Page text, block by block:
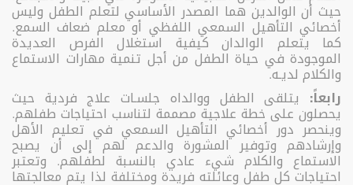
حيث أن الوالدين هما المصدر الأساسي لتعلم الطفل وليس
أخصائي التأهيل السمعي اللفظي أو معلم ضعاف السمع.
كما يتعلم الوالدان كيفية استغلال الفرص العديدة
الموجودة في حياة الطفل من أجل تنمية مهارات الاستماع
والكلام لديـه.
رابعاً: يتلقى الطفل ووالداه جلسـات علاج فردية حيث
يحصلون على خطة علاجية مصممة لتناسب احتياجات طفلهم.
وينحصر دور أخصائي التأهيل السمعي في تعليم الأهل
وإرشادهم وتوفير المشورة والدعم لهم إلى أن يصبح
الاستماع والكلام شيء عادي بالنسبة لطفلهم. وتعتبر
احتياجات كل طفل وعائلته فريدة ومختلفة لذا يتم معالجتها